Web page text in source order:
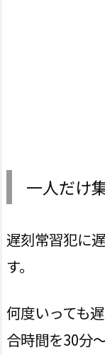
一人だけ
遅刻常習犯に
す。
何度いっても
合時間を30分